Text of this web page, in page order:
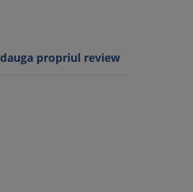
propriul review